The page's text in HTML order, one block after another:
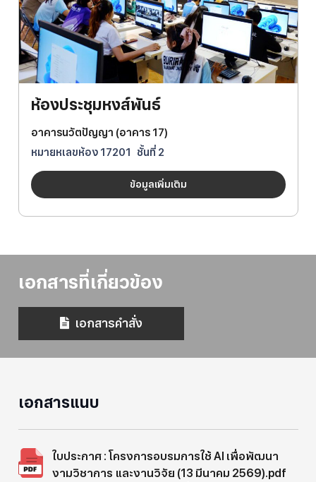
ห้องประชุมหงส์พันธ์
อาคารนวัตปัญญา (อาคาร 17)
หมายหเลขห้อง 17201 ชั้นที่ 2
ข้อมูลเพิ่มเติม
เอกสารที่เกี่ยวข้อง
เอกสารคำสั่ง
เอกสารแนบ
ใบประกาศ : โครงการอบรมการใช้ AI เพื่อพัฒนา
งามวิชาการ และงานวิจัย (13 มีนาคม 2569).pdf